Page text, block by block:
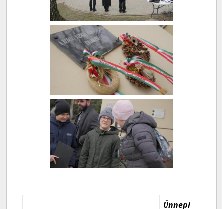
Ünnepi